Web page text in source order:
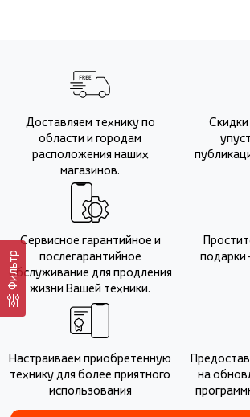
Фильтр
Доставляем технику по
области и городам
расположения наших
магазинов.
Скидки
Сервисное гарантийное и
послегарантийное
обслуживание для продления
жизни Вашей техники.
подарки
Настраиваем приобретенную
технику для более приятного
использования
на